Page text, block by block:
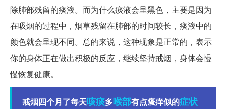
除肺部残留的痰液。而为什么痰液会呈黑色，主要是因为
在吸烟的过程中，烟草残留在肺部的时间较长，痰液中的
颜色就会呈现不同。总的来说，这种现象是正常的，表示
你的身体正在做出积极的反应，继续坚持戒烟，身体会慢
慢恢复健康。
戒烟四个月了每天咳痰多喉部有点瘙痒似的症状